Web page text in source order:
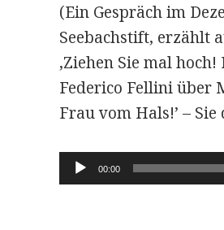
(Ein Gespräch im
Seebachstift, erzählt
,Ziehen Sie mal hoch!
Federico Fellini über
Frau vom Hals!’ –
Audio-
Player
00:00